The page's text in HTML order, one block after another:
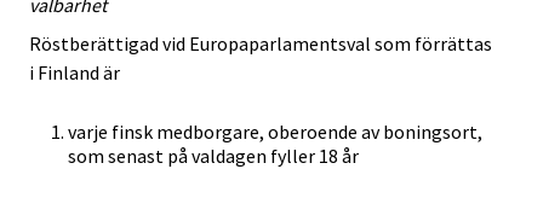
valbarhet
Röstberättigad vid Europaparlamentsval som förrättas
i Finland är
varje finsk medborgare, oberoende av boningsort,
som senast på valdagen fyller 18 år